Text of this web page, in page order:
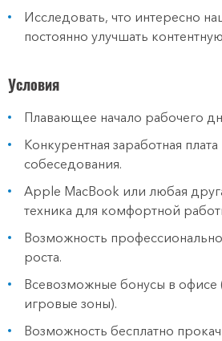
Исследовать, что интересно
постоянно улучшать
Условия
Плавающее начало рабочего
Конкурентная заработная
собеседования.
Apple MacBook или любая
техника для комфортной
Возможность
роста.
Всевозможные бонусы в офисе
игровые зоны).
Возможность бесплатно